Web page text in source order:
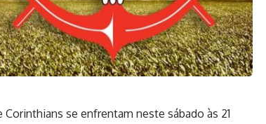
se enfrentam neste sábado às 21